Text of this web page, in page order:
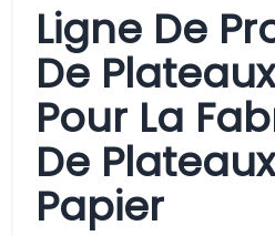
Ligne De
De
Pour La
De
Papier